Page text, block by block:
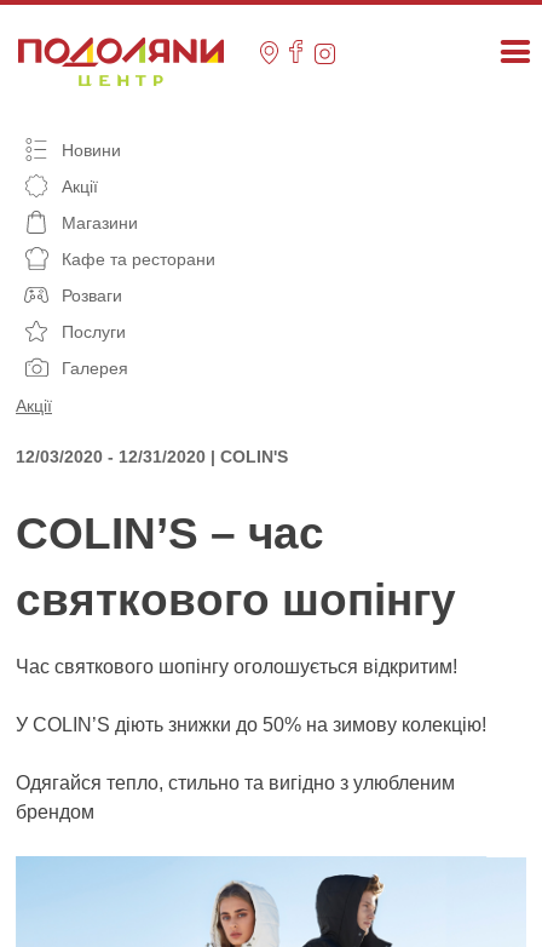
content
Новини
Акції
Магазини
Кафе та ресторани
Розваги
Послуги
Галерея
Акції
12/03/2020 - 12/31/2020 | COLIN'S
COLIN’S – час
святкового шопінгу
Час святкового шопінгу оголошується відкритим!
У COLIN’S діють знижки до 50% на зимову колекцію!
Одягайся тепло, стильно та вигідно з улюбленим
брендом